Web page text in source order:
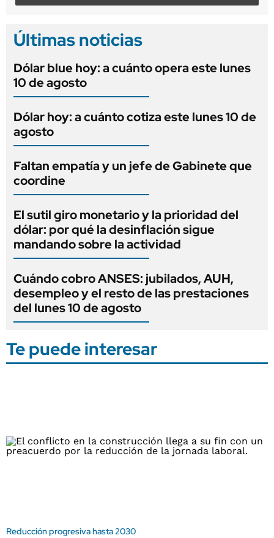
Últimas noticias
Dólar blue hoy: a cuánto opera este lunes
10 de agosto
Dólar hoy: a cuánto cotiza este lunes 10 de
agosto
Faltan empatía y un jefe de Gabinete que
coordine
El sutil giro monetario y la prioridad del
dólar: por qué la desinflación sigue
mandando sobre la actividad
Cuándo cobro ANSES: jubilados, AUH,
desempleo y el resto de las prestaciones
del lunes 10 de agosto
Te puede interesar
Reducción progresiva hasta 2030